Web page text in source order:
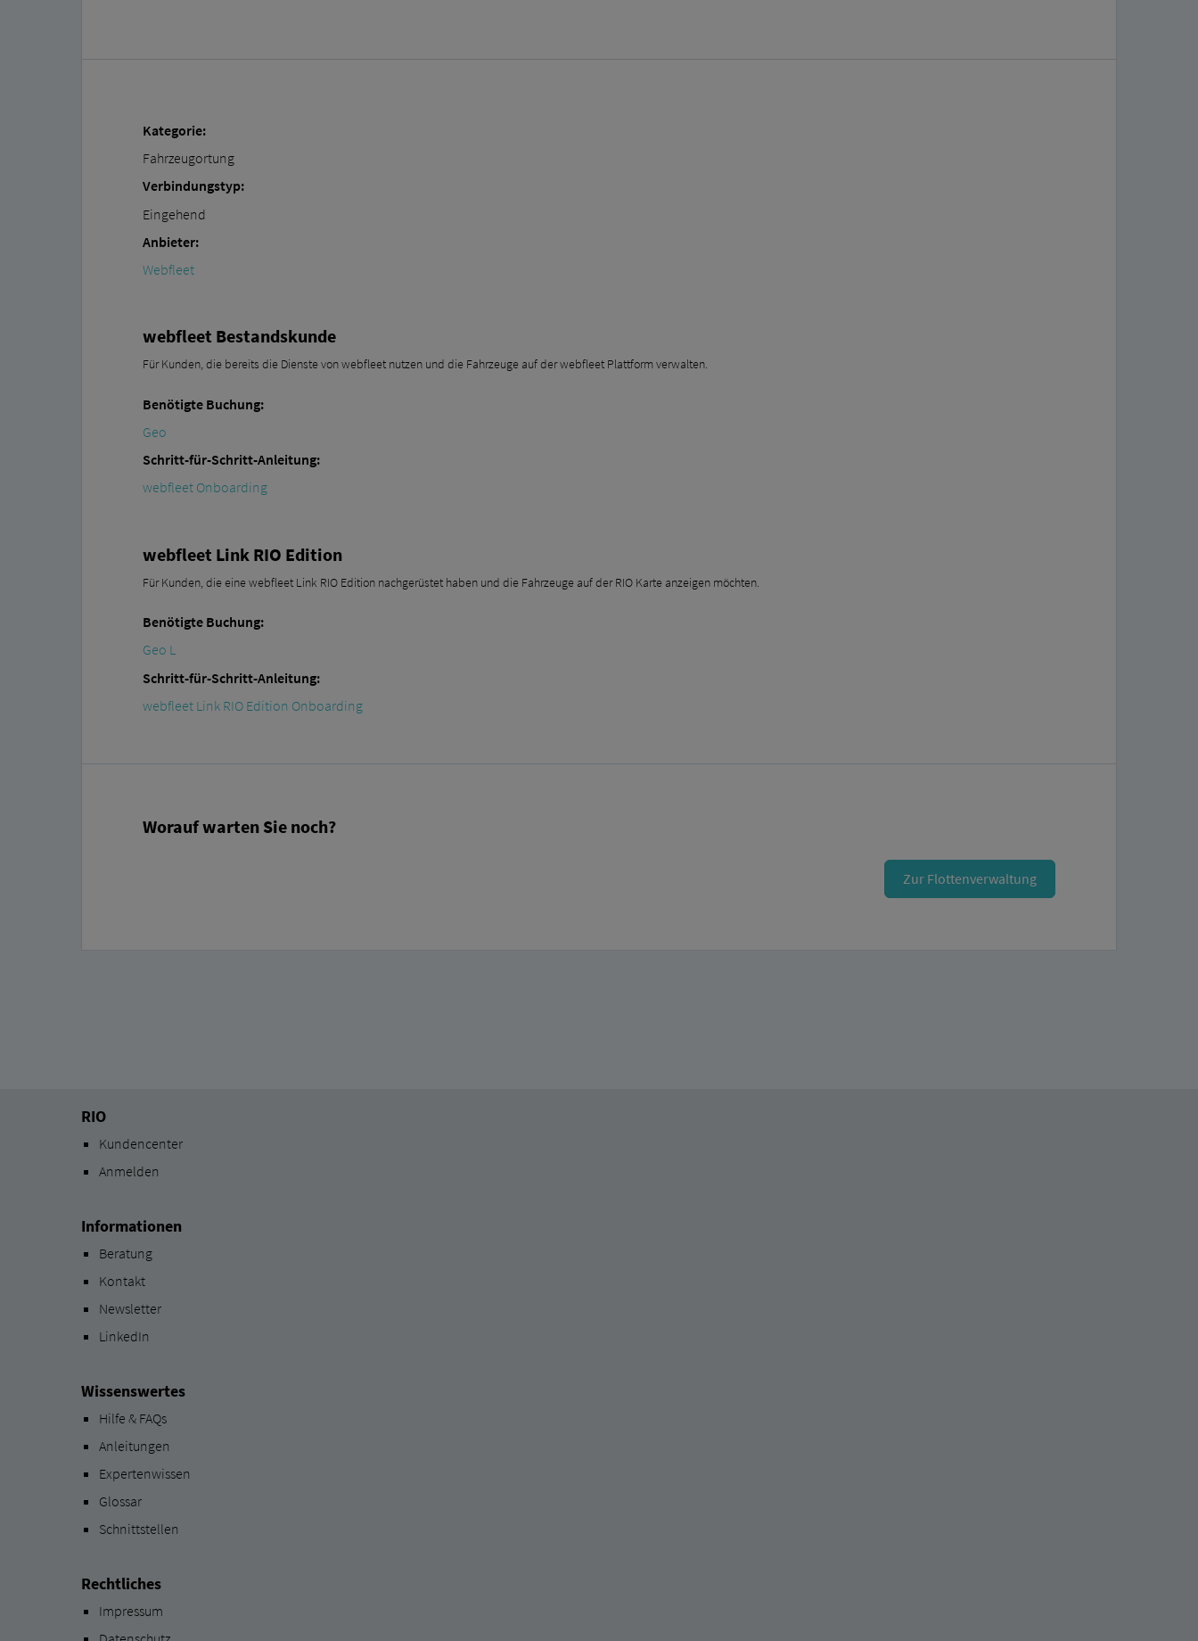
Kategorie:
Fahrzeugortung
Verbindungstyp:
Eingehend
Anbieter:
Webfleet
webfleet Bestandskunde
Für Kunden, die bereits die Dienste von webfleet nutzen und die Fahrzeuge auf der webfleet Plattform verwalten.
Benötigte Buchung:
Geo
Schritt-für-Schritt-Anleitung:
webfleet Onboarding
webfleet Link RIO Edition
Für Kunden, die eine webfleet Link RIO Edition nachgerüstet haben und die Fahrzeuge auf der RIO Karte anzeigen möchten.
Benötigte Buchung:
Geo L
Schritt-für-Schritt-Anleitung:
webfleet Link RIO Edition Onboarding
Worauf warten Sie noch?
Zur Flottenverwaltung
RIO
Kundencenter
Anmelden
Informationen
Beratung
Kontakt
Newsletter
LinkedIn
Wissenswertes
Hilfe & FAQs
Anleitungen
Expertenwissen
Glossar
Schnittstellen
Rechtliches
Impressum